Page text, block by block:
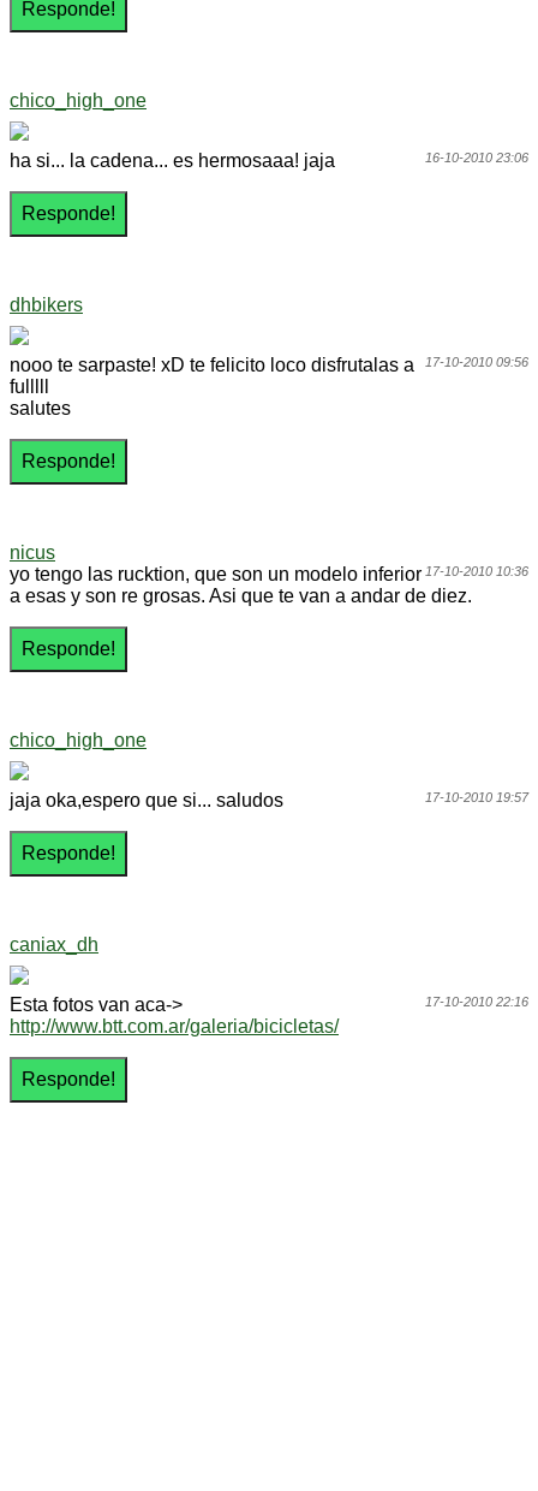
chico_high_one
16-10-2010 23:06
ha si... la cadena... es hermosaaa! jaja
dhbikers
17-10-2010 09:56
nooo te sarpaste! xD te felicito loco disfrutalas a
fulllll
salutes
nicus
17-10-2010 10:36
yo tengo las rucktion, que son un modelo inferior
a esas y son re grosas. Asi que te van a andar de diez.
chico_high_one
17-10-2010 19:57
jaja oka,espero que si... saludos
caniax_dh
17-10-2010 22:16
Esta fotos van aca->
http://www.btt.com.ar/galeria/bicicletas/